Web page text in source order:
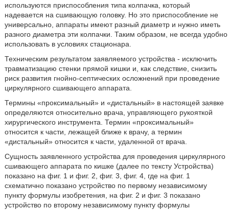
используются приспособления типа колпачка, который
надевается на сшивающую головку. Но это приспособление не
универсально, аппараты имеют разный диаметр и нужно иметь
разного диаметра эти колпачки. Таким образом, не всегда удобно
использовать в условиях стационара.
Техническим результатом заявляемого устройства - исключить
травматизацию стенки прямой кишки и, как следствие, снизить
риск развития гнойно-септических осложнений при проведение
циркулярного сшивающего аппарата.
Термины «проксимальный» и «дистальный» в настоящей заявке
определяются относительно врача, управляющего рукояткой
хирургического инструмента. Термин «проксимальный»
относится к части, лежащей ближе к врачу, а термин
«дистальный» относится к части, удаленной от врача.
Сущность заявленного устройства для проведения циркулярного
сшивающего аппарата по кишке (далее по тексту Устройства)
показано на фиг. 1 и фиг. 2, фиг. 3, фиг. 4, где на фиг. 1
схематично показано устройство по первому независимому
пункту формулы изобретения, на фиг. 2 и фиг. 3 показано
устройство по второму независимому пункту формулы